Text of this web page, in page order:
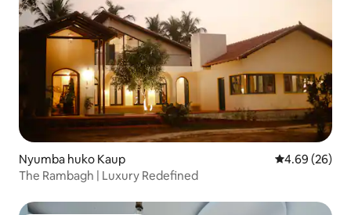
Nyumba huko Kaup Ukadiriaji wa
4.69 (26)
The Rambagh | Luxury Redefined